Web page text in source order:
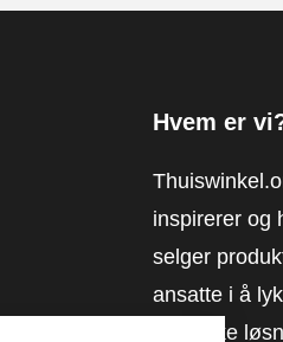
Hvem er
inspirerer og
selger
ansatte i å
praktiske